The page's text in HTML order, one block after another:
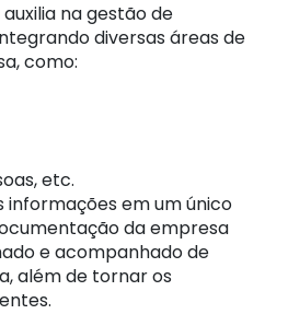
na gestão de
diversas áreas de
como:
etc.
em um único
da empresa
e acompanhado de
além de tornar os